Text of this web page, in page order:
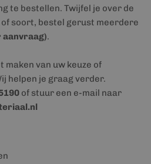
te bestellen. Twijfel je over de
soort, bestel gerust meerdere
aanvraag).
maken van uw keuze of
helpen je graag verder.
of stuur een e-mail naar